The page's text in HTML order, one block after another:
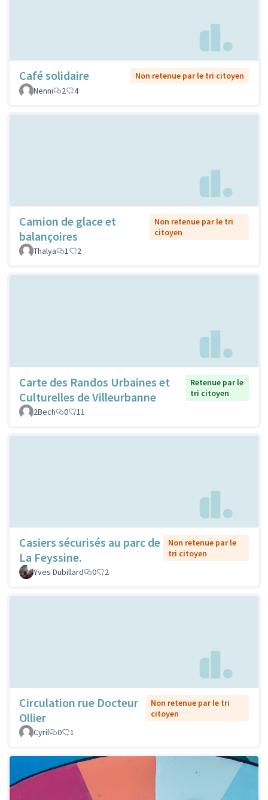
Café solidaire
Non retenue par le tri citoyen
Nenni
2 4
Camion de glace et
balançoires
Non retenue par le tri
citoyen
Thalya
1 2
Carte des Randos Urbaines et
Culturelles de Villeurbanne
Retenue par le
tri citoyen
2Bech
0 11
Casiers sécurisés au parc de
La Feyssine.
Non retenue par le
tri citoyen
Yves Dubillard
0 2
Circulation rue Docteur
Ollier
Non retenue par le tri
citoyen
Cyril
0 1